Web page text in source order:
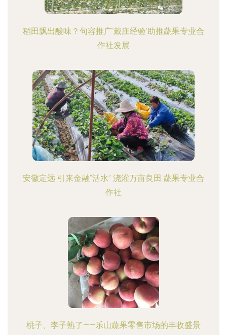
稻田飘出酸味？句容推广‘戴庄经验’助推蔬果专业合
作社发展
安徽定远 引来金融“活水” 浇灌万亩良田 蔬果专业合
作社
桃子、李子熟了——乐山蔬果零售市场的丰收盛景